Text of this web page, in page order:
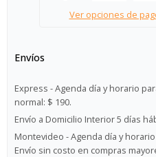
Ver opciones de
Envíos
Express - Agenda día y horario
normal: $ 190.
Envío a Domicilio Interior 5 días
Montevideo - Agenda día y
Envío sin costo en compras